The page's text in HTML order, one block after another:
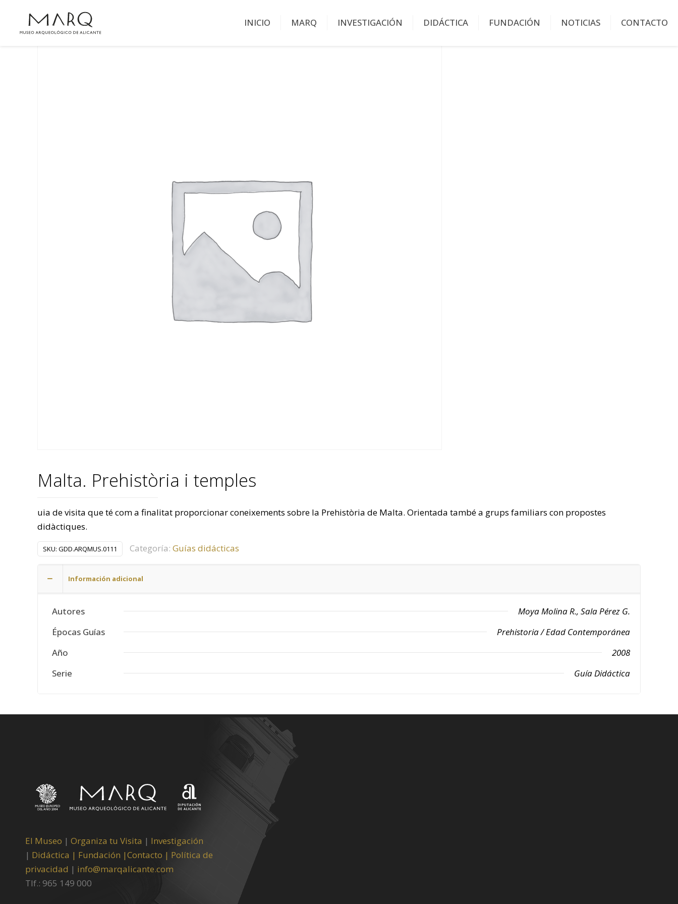
INICIO MARQ INVESTIGACIÓN DIDÁCTICA FUNDACIÓN NOTICIAS CONTACTO
Malta. Prehistòria i temples
uia de visita que té com a finalitat proporcionar coneixements sobre la Prehistòria de Malta. Orientada també a grups familiars con propostes
didàctiques.
SKU: GDD.ARQMUS.0111 Categoría: Guías didácticas
Información adicional
Autores
Moya Molina R., Sala Pérez G.
Épocas Guías
Prehistoria / Edad Contemporánea
Año
2008
Serie
Guía Didáctica
El Museo | Organiza tu Visita | Investigación
| Didáctica | Fundación |Contacto | Política de
privacidad | info@marqalicante.com
Tlf.: 965 149 000